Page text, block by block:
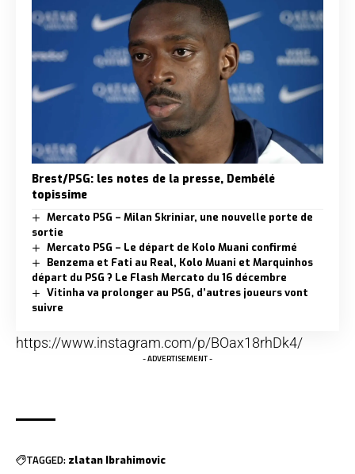
Brest/PSG: les notes de la presse, Dembélé
topissime
Mercato PSG – Milan Skriniar, une nouvelle porte de
sortie
Mercato PSG – Le départ de Kolo Muani confirmé
Benzema et Fati au Real, Kolo Muani et Marquinhos
départ du PSG ? Le Flash Mercato du 16 décembre
Vitinha va prolonger au PSG, d’autres joueurs vont
suivre
https://www.instagram.com/p/BOax18rhDk4/
- ADVERTISEMENT -
TAGGED: zlatan Ibrahimovic